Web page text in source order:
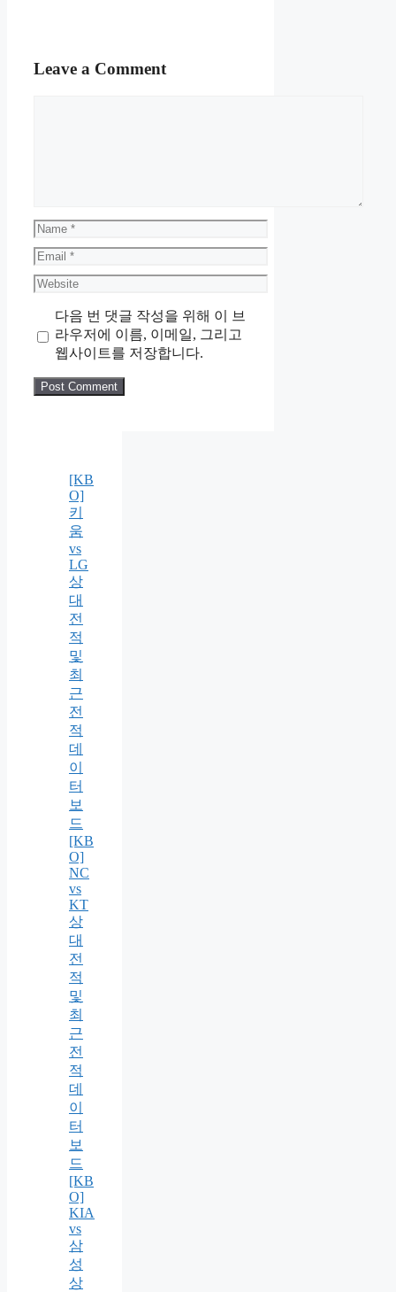
Leave a Comment
Name
Email
Website
다음 번 댓글 작성을 위해 이 브
라우저에 이름, 이메일, 그리고
웹사이트를 저장합니다.
[KB
O]
키
움
vs
LG
상
대
전
적
및
최
근
전
적
데
이
터
보
드
[KB
O]
NC
vs
KT
상
대
전
적
및
최
근
전
적
데
이
터
보
드
[KB
O]
KIA
vs
삼
성
상